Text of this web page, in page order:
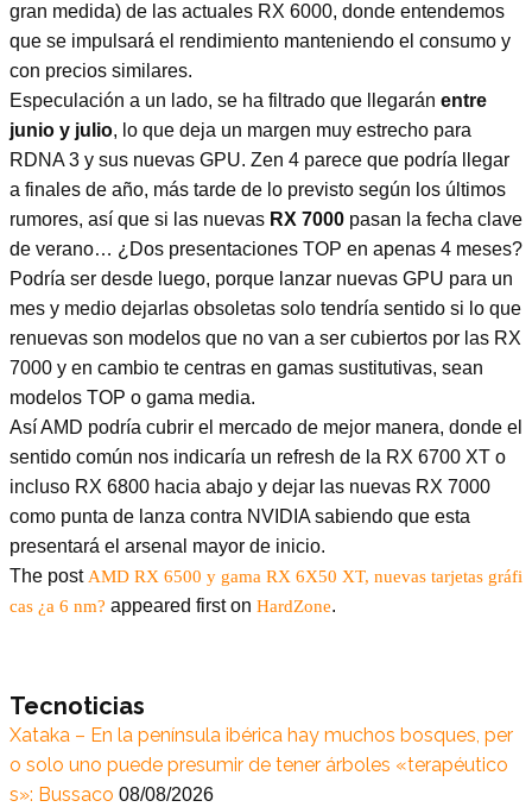
gran medida) de las actuales RX 6000, donde entendemos
que se impulsará el rendimiento manteniendo el consumo y
con precios similares.
Especulación a un lado, se ha filtrado que llegarán entre
junio y julio, lo que deja un margen muy estrecho para
RDNA 3 y sus nuevas GPU. Zen 4 parece que podría llegar
a finales de año, más tarde de lo previsto según los últimos
rumores, así que si las nuevas RX 7000 pasan la fecha clave
de verano… ¿Dos presentaciones TOP en apenas 4 meses?
Podría ser desde luego, porque lanzar nuevas GPU para un
mes y medio dejarlas obsoletas solo tendría sentido si lo que
renuevas son modelos que no van a ser cubiertos por las RX
7000 y en cambio te centras en gamas sustitutivas, sean
modelos TOP o gama media.
Así AMD podría cubrir el mercado de mejor manera, donde el
sentido común nos indicaría un refresh de la RX 6700 XT o
incluso RX 6800 hacia abajo y dejar las nuevas RX 7000
como punta de lanza contra NVIDIA sabiendo que esta
presentará el arsenal mayor de inicio.
The post AMD RX 6500 y gama RX 6X50 XT, nuevas tarjetas gráfi
cas ¿a 6 nm? appeared first on HardZone.
Tecnoticias
Xataka – En la península ibérica hay muchos bosques, per
o solo uno puede presumir de tener árboles «terapéutico
s»: Bussaco 08/08/2026